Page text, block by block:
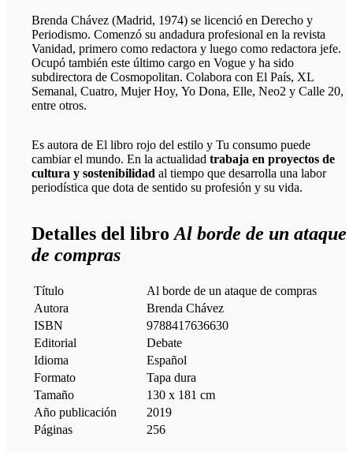
Brenda Chávez (Madrid, 1974) se licenció en Derecho y
Periodismo. Comenzó su andadura profesional en la revista
Vanidad, primero como redactora y luego como redactora jefe.
Ocupó también este último cargo en Vogue y ha sido
subdirectora de Cosmopolitan. Colabora con El País, XL
Semanal, Cuatro, Mujer Hoy, Yo Dona, Elle, Neo2 y Calle 20,
entre otros.
Es autora de El libro rojo del estilo y Tu consumo puede
cambiar el mundo. En la actualidad trabaja en proyectos de
cultura y sostenibilidad al tiempo que desarrolla una labor
periodística que dota de sentido su profesión y su vida.
Detalles del libro Al borde de un ataque
de compras
Título
Al borde de un ataque de compras
Autora
Brenda Chávez
ISBN
9788417636630
Editorial
Debate
Idioma
Español
Formato
Tapa dura
Tamaño
130 x 181 cm
Año publicación
2019
Páginas
256